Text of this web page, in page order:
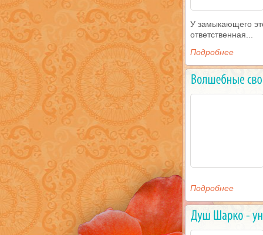
У замыкающего
ответственная...
Подробнее
Подробнее